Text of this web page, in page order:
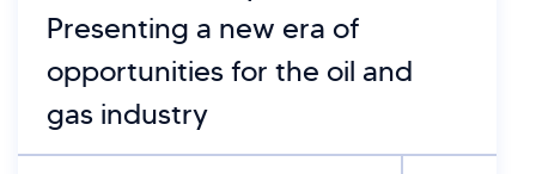
Presenting a new era of
opportunities for the oil and
gas industry